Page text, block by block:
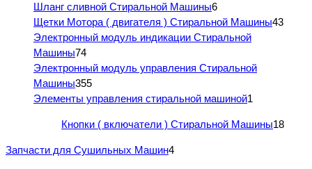
Шланг сливной Стиральной Машины6
Щетки Мотора ( двигателя ) Стиральной Машины43
Электронный модуль индикации Стиральной
Машины74
Электронный модуль управления Стиральной
Машины355
Элементы управления стиральной машиной1
Кнопки ( включатели ) Стиральной Машины18
Запчасти для Сушильных Машин4